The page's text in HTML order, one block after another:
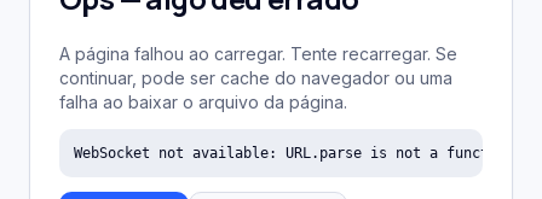
A página falhou ao carregar. Tente recarregar. Se
continuar, pode ser cache do navegador ou uma
falha ao baixar o arquivo da página.
WebSocket not available: URL.parse is not a function